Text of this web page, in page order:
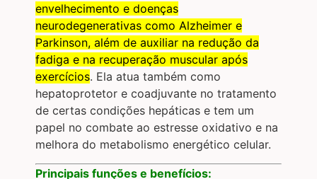
envelhecimento e doenças
neurodegenerativas como Alzheimer e
Parkinson, além de auxiliar na redução da
fadiga e na recuperação muscular após
exercícios. Ela atua também como
hepatoprotetor e coadjuvante no tratamento
de certas condições hepáticas e tem um
papel no combate ao estresse oxidativo e na
melhora do metabolismo energético celular.
Principais funções e benefícios: